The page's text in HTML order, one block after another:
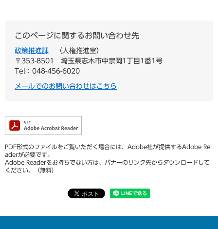
このページに関するお問い合わせ先
政策推進課
人権推進室
〒353-8501
埼玉県志木市中宗岡1丁目1番1号
Tel：048-456-6020
メールでのお問い合わせはこちら
PDF形式のファイルをご覧いただく場合には、Adobe社が提供するAdobe Re
aderが必要です。
Adobe Readerをお持ちでない方は、バナーのリンク先からダウンロードして
ください。（無料）